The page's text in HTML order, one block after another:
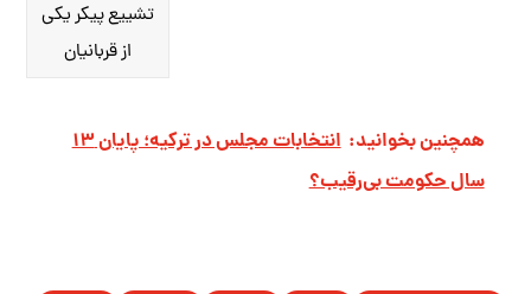
تشییع پیکر یکی
از قربانیان
همچنین بخوانید:
انتخابات مجلس در ترکیه؛ پایان ۱۳
سال حکومت بی‌رقیب؟